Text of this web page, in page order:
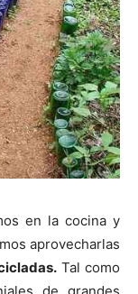
en la cocina y
aprovecharlas
Tal como